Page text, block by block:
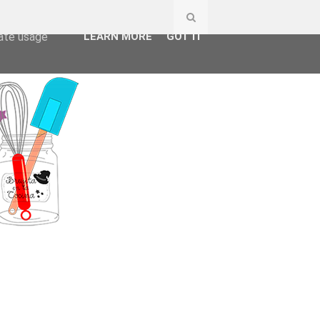
agent
usage
LEARN MORE GOT IT